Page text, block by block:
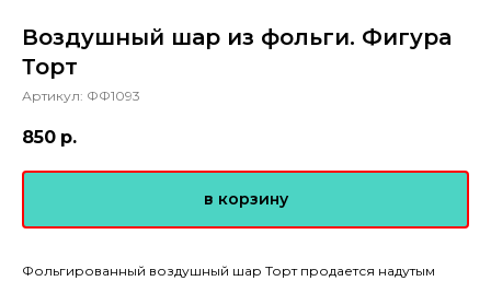
Воздушный шар из фольги. Фигура
Торт
Артикул: ФФ1093
850 р.
в корзину
Фольгированный воздушный шар Торт продается надутым